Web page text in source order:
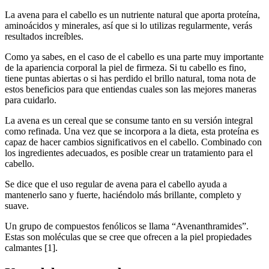
La avena para el cabello es un nutriente natural que aporta proteína,
aminoácidos y minerales, así que si lo utilizas regularmente, verás
resultados increíbles.
Como ya sabes, en el caso de el cabello es una parte muy importante
de la apariencia corporal la piel de firmeza. Si tu cabello es fino,
tiene puntas abiertas o si has perdido el brillo natural, toma nota de
estos beneficios para que entiendas cuales son las mejores maneras
para cuidarlo.
La avena es un cereal que se consume tanto en su versión integral
como refinada. Una vez que se incorpora a la dieta, esta proteína es
capaz de hacer cambios significativos en el cabello. Combinado con
los ingredientes adecuados, es posible crear un tratamiento para el
cabello.
Se dice que el uso regular de avena para el cabello ayuda a
mantenerlo sano y fuerte, haciéndolo más brillante, completo y
suave.
Un grupo de compuestos fenólicos se llama “Avenanthramides”.
Estas son moléculas que se cree que ofrecen a la piel propiedades
calmantes [1].